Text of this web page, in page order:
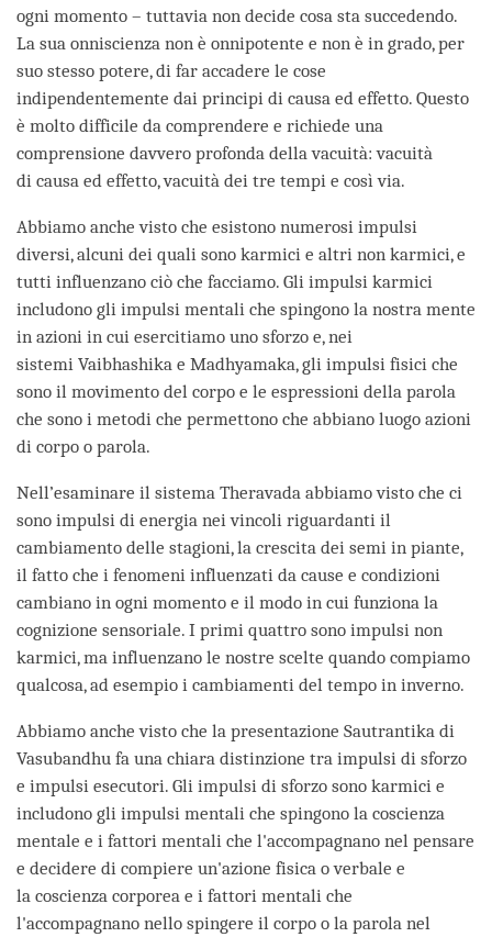
ogni momento – tuttavia non decide cosa sta succedendo.
La sua onniscienza non è onnipotente e non è in grado, per
suo stesso potere, di far accadere le cose
indipendentemente dai principi di causa ed effetto. Questo
è molto difficile da comprendere e richiede una
comprensione davvero profonda della vacuità: vacuità
di causa ed effetto, vacuità dei tre tempi e così via.
Abbiamo anche visto che esistono numerosi impulsi
diversi, alcuni dei quali sono karmici e altri non karmici, e
tutti influenzano ciò che facciamo. Gli impulsi karmici
includono gli impulsi mentali che spingono la nostra mente
in azioni in cui esercitiamo uno sforzo e, nei
sistemi Vaibhashika e Madhyamaka, gli impulsi fisici che
sono il movimento del corpo e le espressioni della parola
che sono i metodi che permettono che abbiano luogo azioni
di corpo o parola.
Nell’esaminare il sistema Theravada abbiamo visto che ci
sono impulsi di energia nei vincoli riguardanti il
cambiamento delle stagioni, la crescita dei semi in piante,
il fatto che i fenomeni influenzati da cause e condizioni
cambiano in ogni momento e il modo in cui funziona la
cognizione sensoriale. I primi quattro sono impulsi non
karmici, ma influenzano le nostre scelte quando compiamo
qualcosa, ad esempio i cambiamenti del tempo in inverno.
Abbiamo anche visto che la presentazione Sautrantika di
Vasubandhu fa una chiara distinzione tra impulsi di sforzo
e impulsi esecutori. Gli impulsi di sforzo sono karmici e
includono gli impulsi mentali che spingono la coscienza
mentale e i fattori mentali che l'accompagnano nel pensare
e decidere di compiere un'azione fisica o verbale e
la coscienza corporea e i fattori mentali che
l'accompagnano nello spingere il corpo o la parola nel